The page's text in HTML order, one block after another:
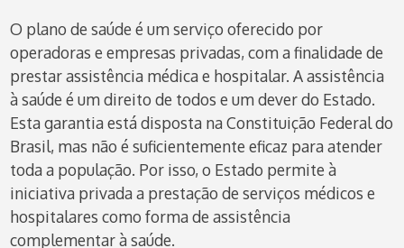
O plano de saúde é um serviço oferecido por
operadoras e empresas privadas, com afinalidade de
prestar assistência médica e hospitalar.A assistência
à saúde é um direito de todos e um dever do Estado.
Esta garantia está disposta na Constituição Federal do
Brasil, mas não é suficientemente eficaz paraatender
toda a população. Por isso, o Estado permite à
iniciativa privada a prestaçãode serviços médicos e
hospitalares como forma de assistência
complementar à saúde.